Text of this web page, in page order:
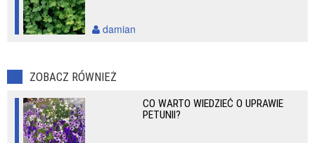
damian
ZOBACZ RÓWNIEŻ
CO WARTO WIEDZIEĆ O UPRAWIE
PETUNII?